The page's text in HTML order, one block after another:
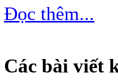
Đọc thêm...
Các bài viết